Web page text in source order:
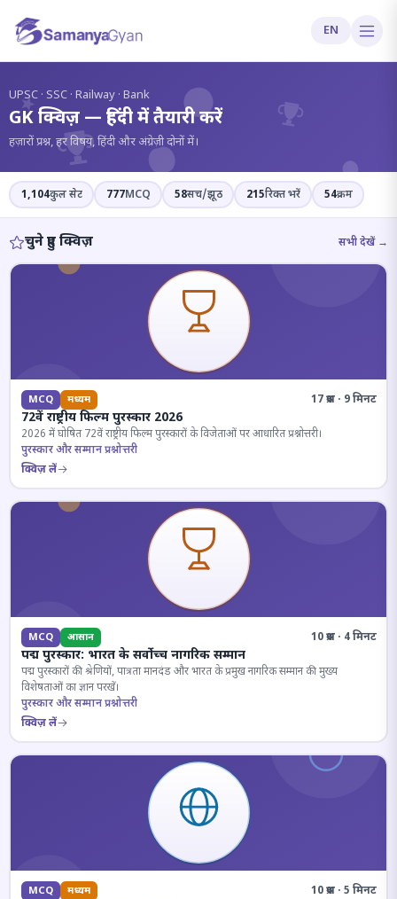
EN
?
UPSC · SSC · Railway · Bank
GK क्विज़ — हिंदी में तैयारी करें
हज़ारों प्रश्न, हर विषय, हिंदी और अंग्रेज़ी दोनों में।
1,104कुल सेट 777MCQ 58सच/झूठ 215रिक्त भरें 54क्रम
चुने हुए क्विज़ सभी देखें →
MCQ मध्यम 17 प्रश्न · 9 मिनट
72वें राष्ट्रीय फिल्म पुरस्कार 2026
2026 में घोषित 72वें राष्ट्रीय फिल्म पुरस्कारों के विजेताओं पर आधारित प्रश्नोत्तरी।
पुरस्कार और सम्मान प्रश्नोत्तरी
क्विज़ लें
MCQ आसान 10 प्रश्न · 4 मिनट
पद्म पुरस्कार: भारत के सर्वोच्च नागरिक सम्मान
पद्म पुरस्कारों की श्रेणियों, पात्रता मानदंड और भारत के प्रमुख नागरिक सम्मान की मुख्य
विशेषताओं का ज्ञान परखें।
पुरस्कार और सम्मान प्रश्नोत्तरी
क्विज़ लें
MCQ मध्यम 10 प्रश्न · 5 मिनट